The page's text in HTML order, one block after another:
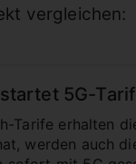
vergleichen:
5G-
Tarife erhalten
werden auch